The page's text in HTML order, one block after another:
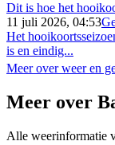
Dit is hoe het
11 juli 2026, 04:53
Het
is en eindig...
Meer over weer en
Meer over
Alle weerinformatie